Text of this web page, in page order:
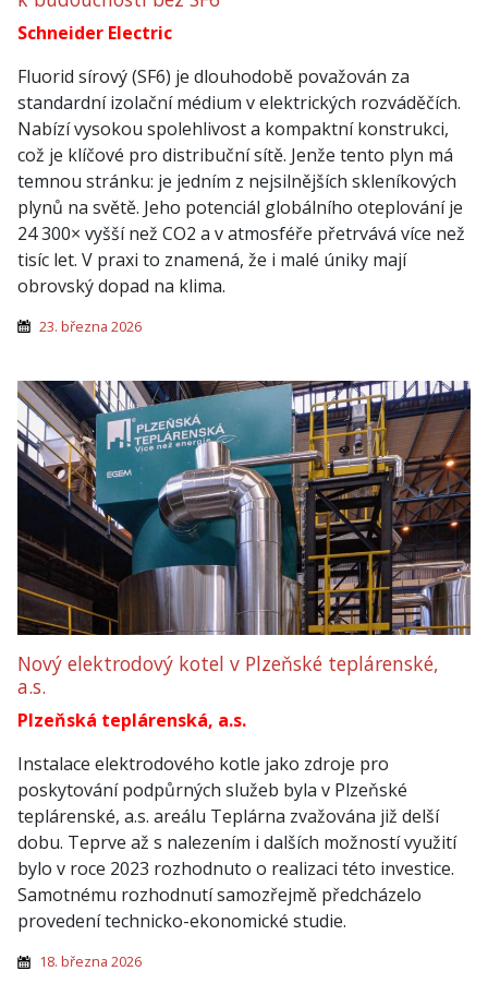
Schneider Electric
Fluorid sírový (SF6) je dlouhodobě považován za
standardní izolační médium v elektrických rozváděčích.
Nabízí vysokou spolehlivost a kompaktní konstrukci,
což je klíčové pro distribuční sítě. Jenže tento plyn má
temnou stránku: je jedním z nejsilnějších skleníkových
plynů na světě. Jeho potenciál globálního oteplování je
24 300× vyšší než CO2 a v atmosféře přetrvává více než
tisíc let. V praxi to znamená, že i malé úniky mají
obrovský dopad na klima.
23. března 2026
Nový elektrodový kotel v Plzeňské teplárenské,
a.s.
Plzeňská teplárenská, a.s.
Instalace elektrodového kotle jako zdroje pro
poskytování podpůrných služeb byla v Plzeňské
teplárenské, a.s. areálu Teplárna zvažována již delší
dobu. Teprve až s nalezením i dalších možností využití
bylo v roce 2023 rozhodnuto o realizaci této investice.
Samotnému rozhodnutí samozřejmě předcházelo
provedení technicko-ekonomické studie.
18. března 2026